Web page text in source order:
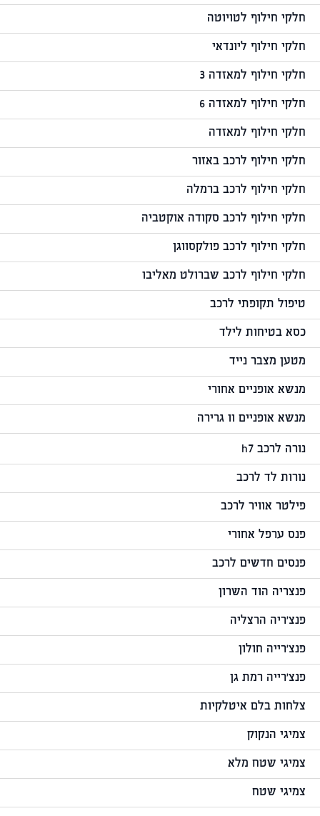
חלקי חילוף לטויוטה
חלקי חילוף ליונדאי
חלקי חילוף למאזדה 3
חלקי חילוף למאזדה 6
חלקי חילוף למאזדה
חלקי חילוף לרכב באזור
חלקי חילוף לרכב ברמלה
חלקי חילוף לרכב סקודה אוקטביה
חלקי חילוף לרכב פולקסווגן
חלקי חילוף לרכב שברולט מאליבו
טיפול תקופתי לרכב
כסא בטיחות לילד
מטען מצבר נייד
מנשא אופניים אחורי
מנשא אופניים וו גרירה
נורה לרכב h7
נורות לד לרכב
פילטר אוויר לרכב
פנס ערפל אחורי
פנסים חדשים לרכב
פנצריה הוד השרון
פנצ'ריה הרצליה
פנצ'רייה חולון
פנצ'רייה רמת גן
צלחות בלם איטלקיות
צמיגי הנקוק
צמיגי שטח מלא
צמיגי שטח